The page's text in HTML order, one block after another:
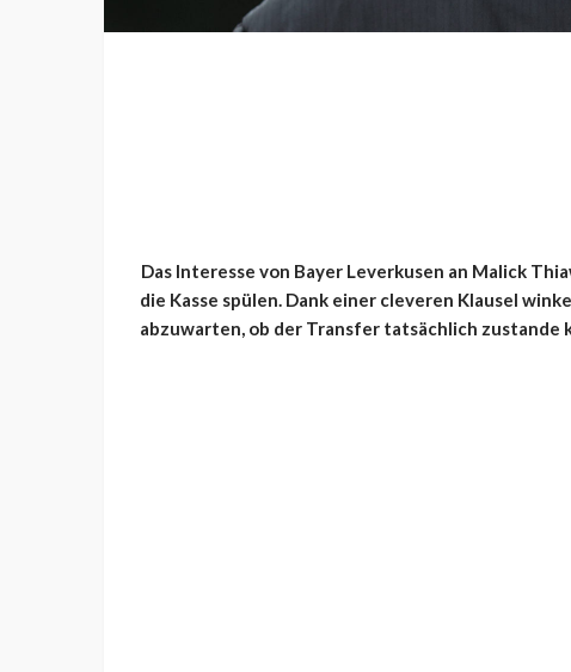
Das Interesse von Bayer Leverkusen an Malick
die Kasse spülen. Dank einer cleveren Klausel
abzuwarten, ob der Transfer tatsächlich zustande